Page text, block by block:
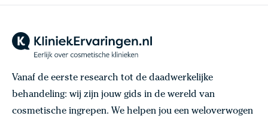
Vanaf de eerste research tot de daadwerkelijke
behandeling: wij zijn jouw gids in de wereld van
cosmetische ingrepen. We helpen jou een weloverwogen